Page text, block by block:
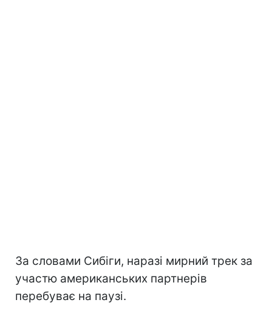
За словами Сибіги, наразі мирний трек за
участю американських партнерів
перебуває на паузі.